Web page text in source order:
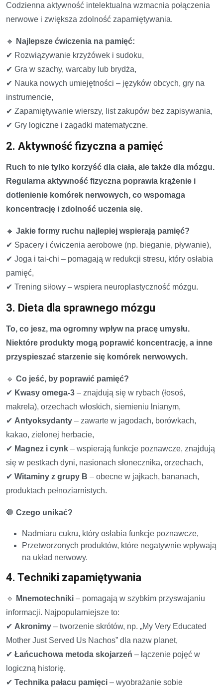
Codzienna aktywność intelektualna wzmacnia połączenia
nerwowe i zwiększa zdolność zapamiętywania.
🔹
Najlepsze ćwiczenia na pamięć:
✔ Rozwiązywanie krzyżówek i sudoku,
✔ Gra w szachy, warcaby lub brydża,
✔ Nauka nowych umiejętności – języków obcych, gry na
instrumencie,
✔ Zapamiętywanie wierszy, list zakupów bez zapisywania,
✔ Gry logiczne i zagadki matematyczne.
2. Aktywność fizyczna a pamięć
Ruch to nie tylko korzyść dla ciała, ale także dla mózgu.
Regularna aktywność fizyczna poprawia krążenie i
dotlenienie komórek nerwowych, co wspomaga
koncentrację i zdolność uczenia się.
🔹 Jakie formy ruchu najlepiej wspierają pamięć?
✔ Spacery i ćwiczenia aerobowe (np. bieganie, pływanie),
✔ Joga i tai-chi – pomagają w redukcji stresu, który osłabia
pamięć,
✔ Trening siłowy – wspiera neuroplastyczność mózgu.
3. Dieta dla sprawnego mózgu
To, co jesz, ma ogromny wpływ na pracę umysłu.
Niektóre produkty mogą poprawić koncentrację, a inne
przyspieszać starzenie się komórek nerwowych.
🔹 Co jeść, by poprawić pamięć?
✔ Kwasy omega-3 – znajdują się w rybach (łosoś,
makrela), orzechach włoskich, siemieniu lnianym,
✔ Antyoksydanty – zawarte w jagodach, borówkach,
kakao, zielonej herbacie,
✔ Magnez i cynk – wspierają funkcje poznawcze, znajdują
się w pestkach dyni, nasionach słonecznika, orzechach,
✔ Witaminy z grupy B – obecne w jajkach, bananach,
produktach pełnoziarnistych.
🛑 Czego unikać?
Nadmiaru cukru, który osłabia funkcje poznawcze,
Przetworzonych produktów, które negatywnie wpływają
na układ nerwowy.
4. Techniki zapamiętywania
🔹 Mnemotechniki – pomagają w szybkim przyswajaniu
informacji. Najpopularniejsze to:
✔ Akronimy – tworzenie skrótów, np. „My Very Educated
Mother Just Served Us Nachos” dla nazw planet,
✔ Łańcuchowa metoda skojarzeń – łączenie pojęć w
logiczną historię,
✔ Technika pałacu pamięci – wyobrażanie sobie